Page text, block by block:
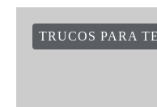
TRUCOS PARA